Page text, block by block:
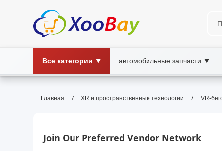
Все категории ▼ автомобильные запчасти ▼
VR-беговая дорожка |
VR-беговая дорожка предлагает уникальные
альтернативный бег для домашних регулярных
Главная / XR и пространственные технологии / VR-
Join Our Preferred Vendor Network